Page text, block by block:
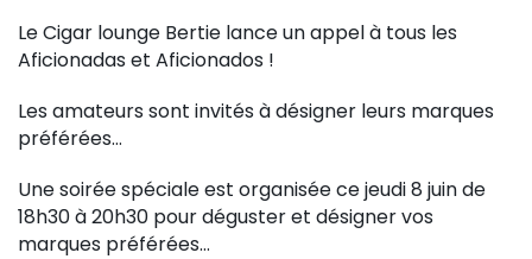
Le Cigar lounge Bertie lance un appel à tous les
Aficionadas et Aficionados !
Les amateurs sont invités à désigner leurs marques
préférées…
Une soirée spéciale est organisée ce jeudi 8 juin de
18h30 à 20h30 pour déguster et désigner vos
marques préférées…